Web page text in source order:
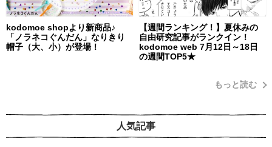
kodomoe shopより新商品♪
「ノラネコぐんだん」なりきり
帽子（大、小）が登場！
【週間ランキング！】夏休みの
自由研究記事がランクイン！
kodomoe web 7月12日～18日
の週間TOP5★
もっと読む
人気記事